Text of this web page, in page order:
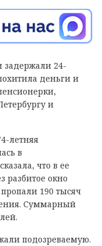
задержали 24-
деньги и
и
летняя
в
что в ее
разбитое окно
190 тысяч
Суммарный
подозреваемую.